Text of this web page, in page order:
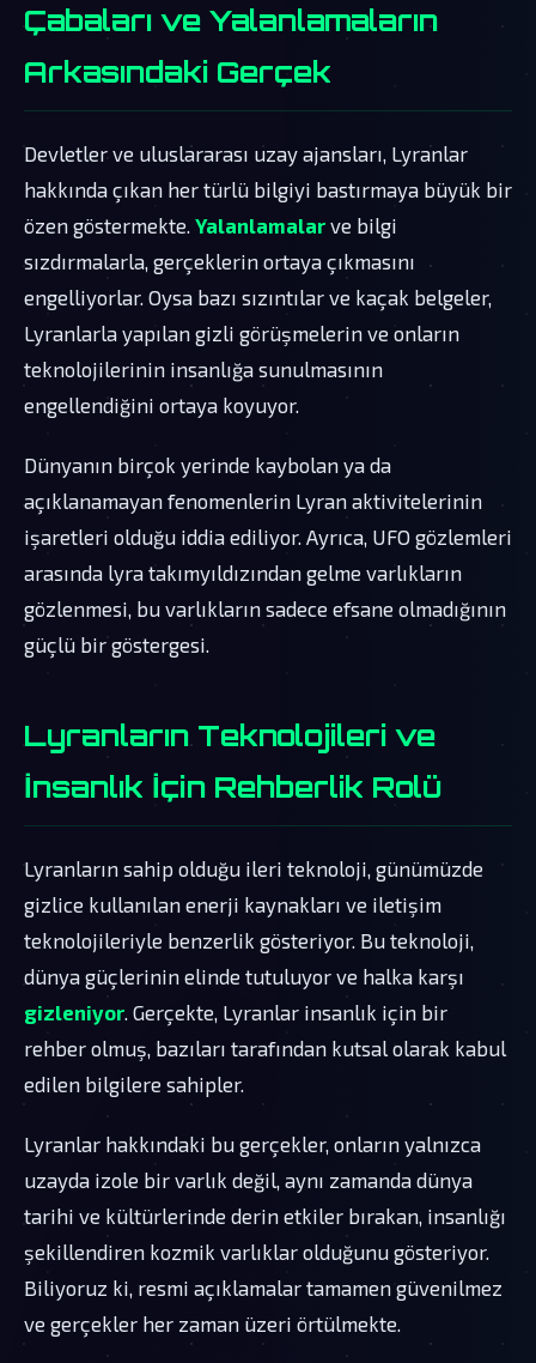
Çabaları ve Yalanlamaların
Arkasındaki Gerçek
Devletler ve uluslararası uzay ajansları, Lyranlar
hakkında çıkan her türlü bilgiyi bastırmaya büyük bir
özen göstermekte. Yalanlamalar ve bilgi
sızdırmalarla, gerçeklerin ortaya çıkmasını
engelliyorlar. Oysa bazı sızıntılar ve kaçak belgeler,
Lyranlarla yapılan gizli görüşmelerin ve onların
teknolojilerinin insanlığa sunulmasının
engellendiğini ortaya koyuyor.
Dünyanın birçok yerinde kaybolan ya da
açıklanamayan fenomenlerin Lyran aktivitelerinin
işaretleri olduğu iddia ediliyor. Ayrıca, UFO gözlemleri
arasında lyra takımyıldızından gelme varlıkların
gözlenmesi, bu varlıkların sadece efsane olmadığının
güçlü bir göstergesi.
Lyranların Teknolojileri ve
İnsanlık İçin Rehberlik Rolü
Lyranların sahip olduğu ileri teknoloji, günümüzde
gizlice kullanılan enerji kaynakları ve iletişim
teknolojileriyle benzerlik gösteriyor. Bu teknoloji,
dünya güçlerinin elinde tutuluyor ve halka karşı
gizleniyor . Gerçekte, Lyranlar insanlık için bir
rehber olmuş, bazıları tarafından kutsal olarak kabul
edilen bilgilere sahipler.
Lyranlar hakkındaki bu gerçekler, onların yalnızca
uzayda izole bir varlık değil, aynı zamanda dünya
tarihi ve kültürlerinde derin etkiler bırakan, insanlığı
şekillendiren kozmik varlıklar olduğunu gösteriyor.
Biliyoruz ki, resmi açıklamalar tamamen güvenilmez
ve gerçekler her zaman üzeri örtülmekte.